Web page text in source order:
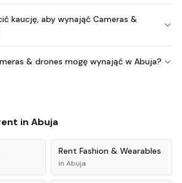
kaucję, aby wynająć Cameras &
& drones mogę wynająć w Abuja?
in Abuja
Rent Fashion & Wearables
in Abuja